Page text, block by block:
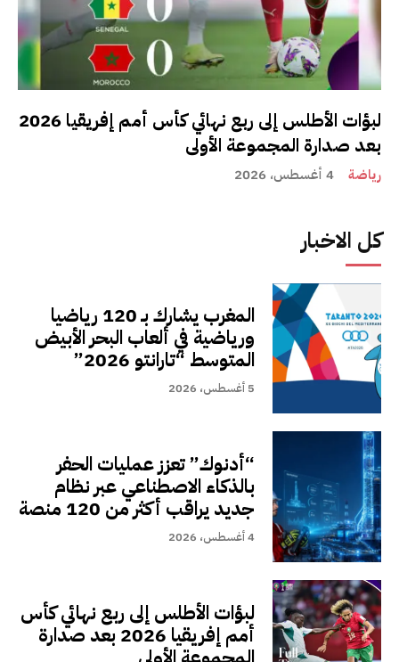
لبؤات الأطلس إلى ربع نهائي كأس أمم إفريقيا 2026
بعد صدارة المجموعة الأولى
رياضة 4 أغسطس، 2026
كل الاخبار
المغرب يشارك بـ 120 رياضيا
ورياضية في ألعاب البحر الأبيض
المتوسط “تارانتو 2026”
5 أغسطس، 2026
“أدنوك” تعزز عمليات الحفر
بالذكاء الاصطناعي عبر نظام
جديد يراقب أكثر من 120 منصة
4 أغسطس، 2026
لبؤات الأطلس إلى ربع نهائي كأس
أمم إفريقيا 2026 بعد صدارة